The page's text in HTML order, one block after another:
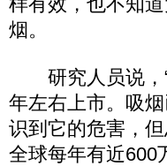
烟。
研究人员说，“
年左右上市。吸
识到它的危害，
全球每年有近600